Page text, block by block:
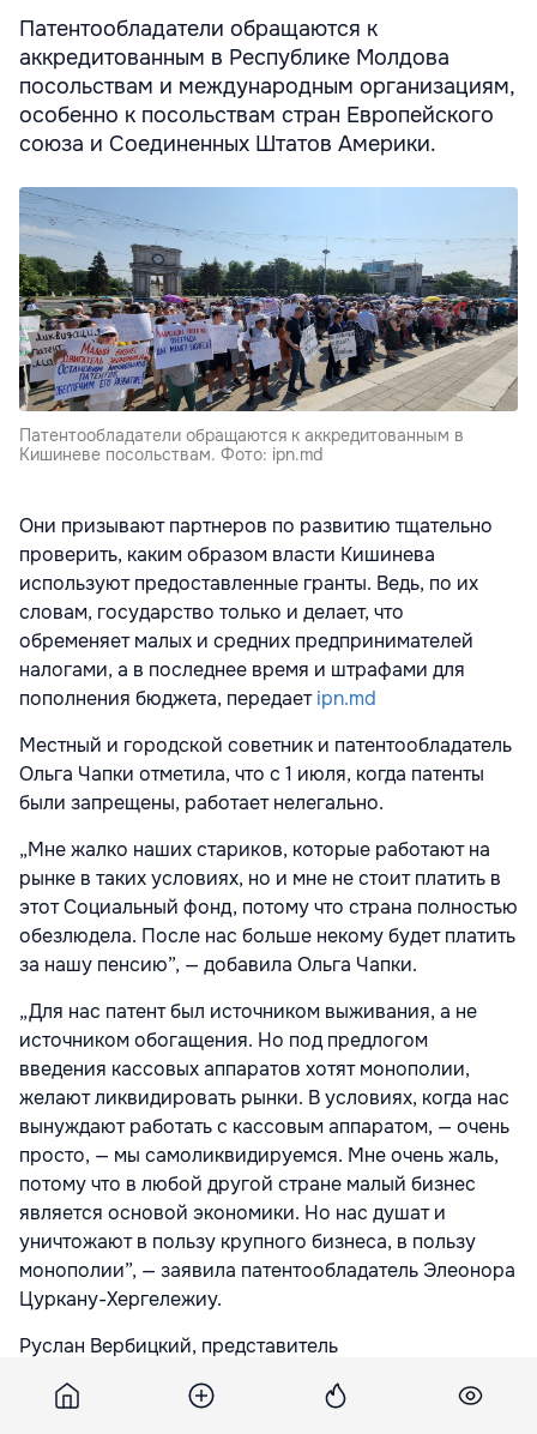
Патентообладатели обращаются к
аккредитованным в Республике Молдова
посольствам и международным организациям,
особенно к посольствам стран Европейского
союза и Соединенных Штатов Америки.
Патентообладатели обращаются к аккредитованным в
Кишиневе посольствам. Фото: ipn.md
Они призывают партнеров по развитию тщательно
проверить, каким образом власти Кишинева
используют предоставленные гранты. Ведь, по их
словам, государство только и делает, что
обременяет малых и средних предпринимателей
налогами, а в последнее время и штрафами для
пополнения бюджета, передаетipn.md
Местный и городской советник и патентообладатель
Ольга Чапки отметила, что с 1 июля, когда патенты
были запрещены, работает нелегально.
„Мне жалко наших стариков, которые работают на
рынке в таких условиях, но и мне не стоит платить в
этот Социальный фонд, потому что страна полностью
обезлюдела. После нас больше некому будет платить
за нашу пенсию”, — добавила Ольга Чапки.
„Для нас патент был источником выживания, а не
источником обогащения. Но под предлогом
введения кассовых аппаратов хотят монополии,
желают ликвидировать рынки. В условиях, когда нас
вынуждают работать с кассовым аппаратом, — очень
просто, — мы самоликвидируемся. Мне очень жаль,
потому что в любой другой стране малый бизнес
является основой экономики. Но нас душат и
уничтожают в пользу крупного бизнеса, в пользу
монополии”, — заявила патентообладатель Элеонора
Цуркану-Хергележиу.
Руслан Вербицкий, представитель
является привилегией или роскошью. Патент для